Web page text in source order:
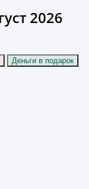
2026
Деньги в подарок